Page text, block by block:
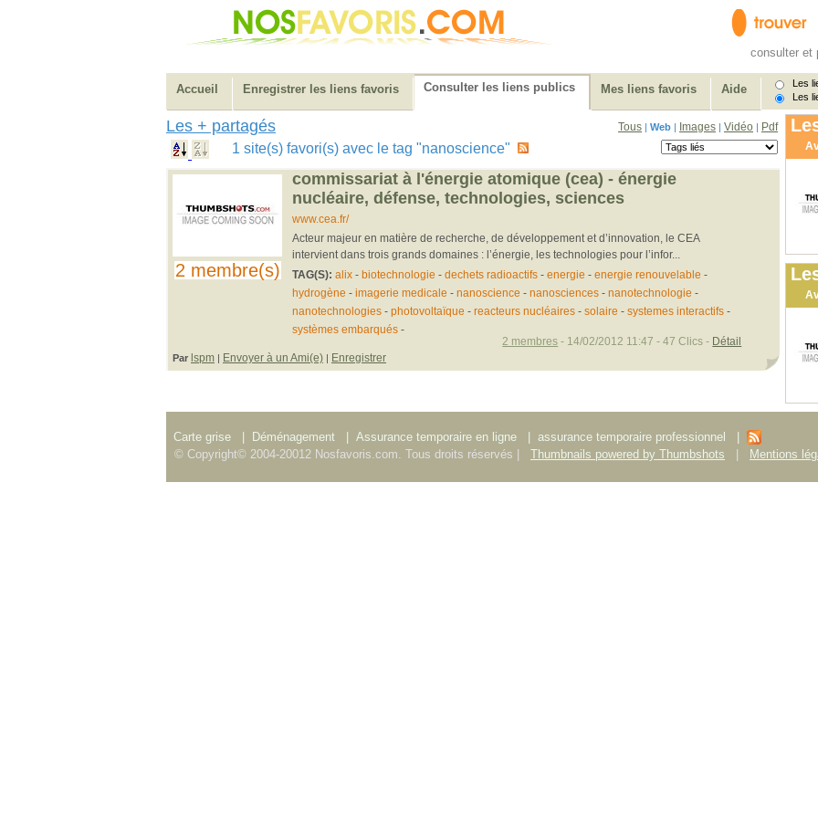
consulter et
Accueil Enregistrer les liens favoris Consulter les liens publics Mes liens favoris Aide
Les
Les
Les + partagés Tous | Web | Images | Vidéo | Pdf
1 site(s) favori(s) avec le tag "nanoscience"
2 membre(s)
commissariat à l'énergie atomique (cea) - énergie
nucléaire, défense, technologies, sciences
www.cea.fr/
Acteur majeur en matière de recherche, de développement et d’innovation, le CEA
intervient dans trois grands domaines : l’énergie, les technologies pour l’infor...
TAG(S): alix- biotechnologie - dechets radioactifs- energie - energie renouvelable -
hydrogène - imagerie medicale - nanoscience - nanosciences- nanotechnologie -
nanotechnologies- photovoltaïque - reacteurs nucléaires- solaire - systemes interactifs-
systèmes embarqués-
Par lspm | Envoyer à un Ami(e) | Enregistrer
2 membres - 14/02/2012 11:47 - 47 Clics - Détail
Carte grise Déménagement Assurance temporaire en ligne assurance temporaire professionnel
© Copyright© 2004-20012 Nosfavoris.com. Tous droits réservés |
Thumbnails powered by Thumbshots Mentions